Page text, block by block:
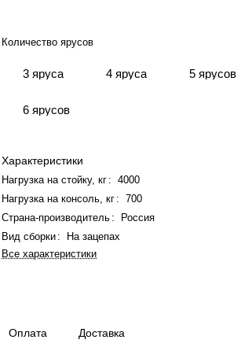
Количество ярусов
3 яруса 4 яруса 5 ярусов
6 ярусов
Характеристики
Нагрузка на стойку, кг :
4000
Нагрузка на консоль, кг :
700
Страна-производитель :
Россия
Вид сборки :
На зацепах
Все характеристики
Оплата Доставка